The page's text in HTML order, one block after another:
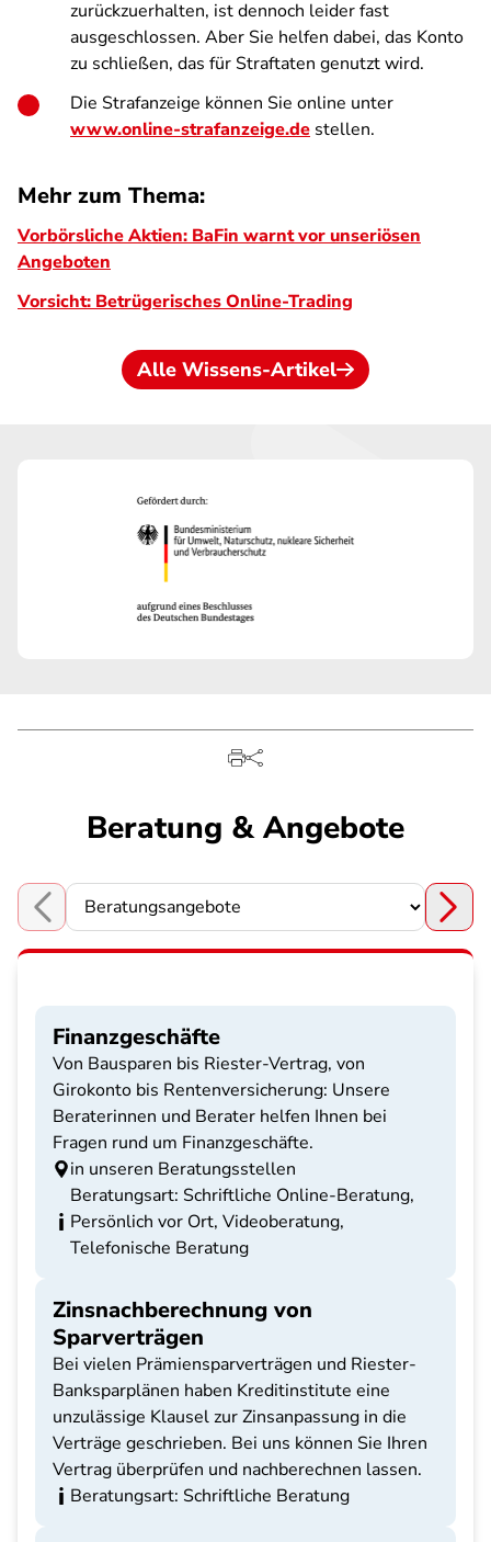
zurückzuerhalten, ist dennoch leider fast
ausgeschlossen. Aber Sie helfen dabei, das Konto
zu schließen, das für Straftaten genutzt wird.
Die Strafanzeige können Sie online unter
www.online-strafanzeige.de stellen.
Mehr zum Thema:
Vorbörsliche Aktien: BaFin warnt vor unseriösen
Angeboten
Vorsicht: Betrügerisches Online-Trading
Alle Wissens-Artikel
Beratung & Angebote
Choose a section
Finanzgeschäfte
Von Bausparen bis Riester-Vertrag, von
Girokonto bis Rentenversicherung: Unsere
Beraterinnen und Berater helfen Ihnen bei
Fragen rund um Finanzgeschäfte.
in unseren Beratungsstellen
Beratungsart: Schriftliche Online-Beratung,
Persönlich vor Ort, Videoberatung,
Telefonische Beratung
Zinsnachberechnung von
Sparverträgen
Bei vielen Prämiensparverträgen und Riester-
Banksparplänen haben Kreditinstitute eine
unzulässige Klausel zur Zinsanpassung in die
Verträge geschrieben. Bei uns können Sie Ihren
Vertrag überprüfen und nachberechnen lassen.
Beratungsart: Schriftliche Beratung